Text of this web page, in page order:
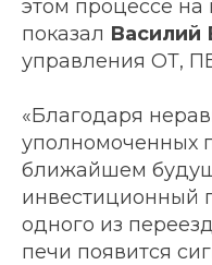
этом процессе
показал Василий
управления ОТ,
«Благодаря
уполномоченных
ближайшем
инвестиционный
одного из
печи появится